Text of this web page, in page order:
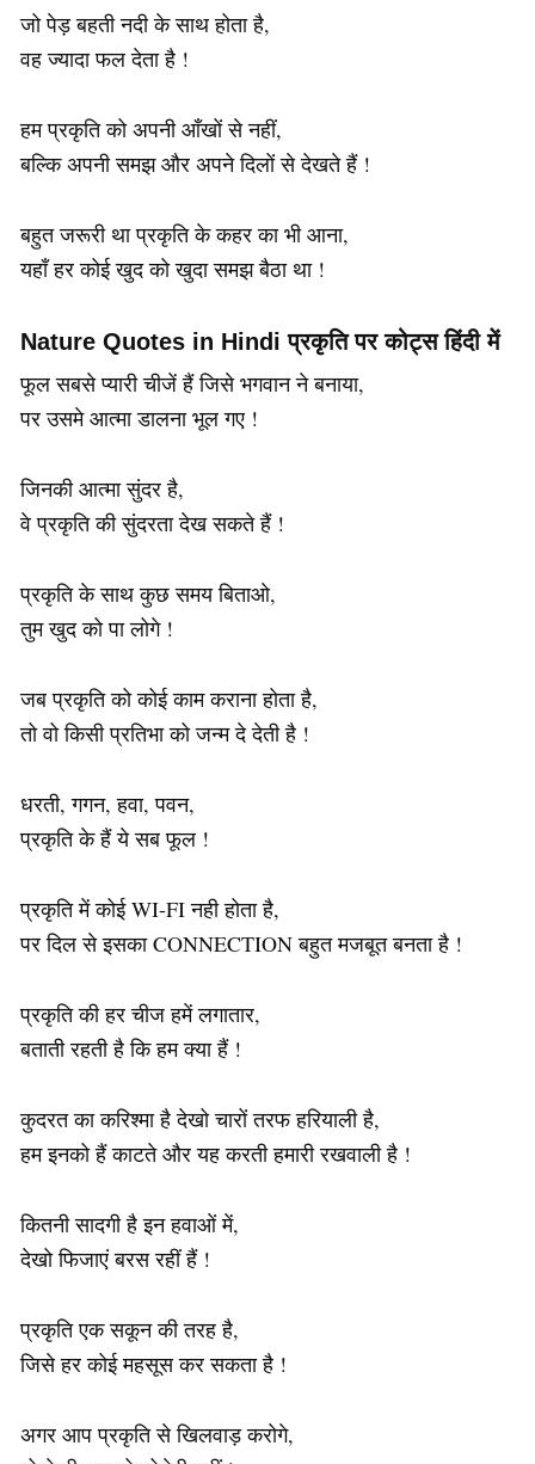
जो पेड़ बहती नदी के साथ होता है,
वह ज्यादा फल देता है !
हम प्रकृति को अपनी आँखों से नहीं,
बल्कि अपनी समझ और अपने दिलों से देखते हैं !
बहुत जरूरी था प्रकृति के कहर का भी आना,
यहाँ हर कोई खुद को खुदा समझ बैठा था !
Nature Quotes in Hindi प्रकृति पर कोट्स हिंदी में
फूल सबसे प्यारी चीजें हैं जिसे भगवान ने बनाया,
पर उसमे आत्मा डालना भूल गए !
जिनकी आत्मा सुंदर है,
वे प्रकृति की सुंदरता देख सकते हैं !
प्रकृति के साथ कुछ समय बिताओ,
तुम खुद को पा लोगे !
जब प्रकृति को कोई काम कराना होता है,
तो वो किसी प्रतिभा को जन्म दे देती है !
धरती, गगन, हवा, पवन,
प्रकृति के हैं ये सब फूल !
प्रकृति में कोई WI-FI नही होता है,
पर दिल से इसका CONNECTION बहुत मजबूत बनता है !
प्रकृति की हर चीज हमें लगातार,
बताती रहती है कि हम क्या हैं !
कुदरत का करिश्मा है देखो चारों तरफ हरियाली है,
हम इनको हैं काटते और यह करती हमारी रखवाली है !
कितनी सादगी है इन हवाओं में,
देखो फिजाएं बरस रहीं हैं !
प्रकृति एक सकून की तरह है,
जिसे हर कोई महसूस कर सकता है !
अगर आप प्रकृति से खिलवाड़ करोगे,